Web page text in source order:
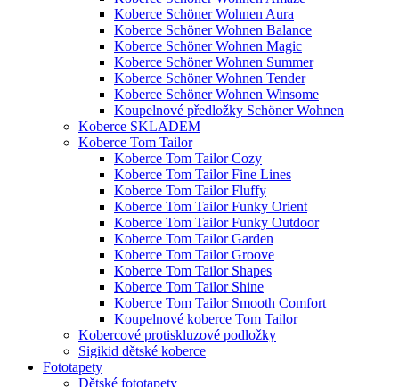
Koberce Schöner Wohnen Aura
Koberce Schöner Wohnen Balance
Koberce Schöner Wohnen Magic
Koberce Schöner Wohnen Summer
Koberce Schöner Wohnen Tender
Koberce Schöner Wohnen Winsome
Koupelnové předložky Schöner Wohnen
Koberce SKLADEM
Koberce Tom Tailor
Koberce Tom Tailor Cozy
Koberce Tom Tailor Fine Lines
Koberce Tom Tailor Fluffy
Koberce Tom Tailor Funky Orient
Koberce Tom Tailor Funky Outdoor
Koberce Tom Tailor Garden
Koberce Tom Tailor Groove
Koberce Tom Tailor Shapes
Koberce Tom Tailor Shine
Koberce Tom Tailor Smooth Comfort
Koupelnové koberce Tom Tailor
Kobercové protiskluzové podložky
Sigikid dětské koberce
Fototapety
Dětské fototapety